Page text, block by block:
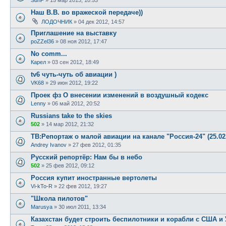
Наш В.В. во вражеской передаче))
ЛОДОЧНИК » 04 дек 2012, 14:57
Приглашение на выставку
poZZel36 » 08 ноя 2012, 17:47
No comm...
Карел » 03 сен 2012, 18:49
tv6 чуть-чуть об авиации )
VK68 » 29 июн 2012, 19:22
Проек фз О внесении изменений в воздушный кодекс
Lenny » 06 май 2012, 20:52
Russians take to the skies
502 » 14 мар 2012, 21:32
ТВ:Репортаж о малой авиации на канале "Россия-24"
Andrey Ivanov » 27 фев 2012, 01:35
Русский репортёр: Нам бы в небо
502 » 25 фев 2012, 09:12
Россия купит иностранные вертолеты
Vi-kTo-R » 22 фев 2012, 19:27
"Школа пилотов"
Marusya » 30 июл 2011, 13:34
Казахстан будет строить беспилотники и корабли с США и